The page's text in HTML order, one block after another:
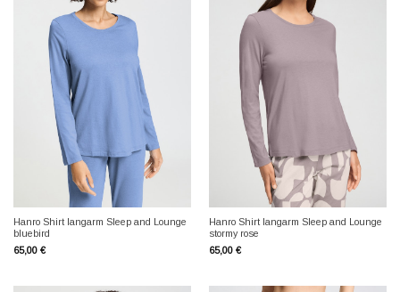
Hanro Shirt langarm Sleep and Lounge
bluebird
65,00 €
Hanro Shirt langarm Sleep and Lounge
stormy rose
65,00 €